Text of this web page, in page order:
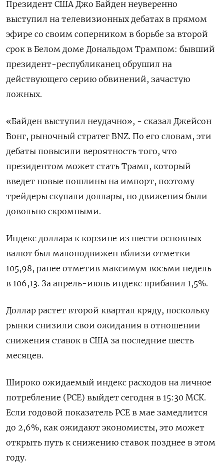
Президент США Джо Байден неуверенно
выступил на телевизионных дебатах в прямом
эфире со своим соперником в борьбе за второй
срок в Белом доме Дональдом Трампом: бывший
президент-республиканец обрушил на
действующего серию обвинений, зачастую
ложных.
«Байден выступил неудачно», - сказал Джейсон
Вонг, рыночный стратег BNZ. По его словам, эти
дебаты повысили вероятность того, что
президентом может стать Трамп, который
введет новые пошлины на импорт, поэтому
трейдеры скупали доллары, но движения были
довольно скромными.
Индекс доллара к корзине из шести основных
валют был малоподвижен вблизи отметки
105,98, ранее отметив максимум восьми недель
в 106,13​. За апрель-июнь индекс прибавил 1,5%.
Доллар растет второй квартал кряду, поскольку
рынки снизили свои ожидания в отношении
снижения ставок в США за последние шесть
месяцев.
Широко ожидаемый индекс расходов на личное
потребление (PCE) выйдет сегодня в 15:30 МСК.
Если годовой показатель PCE в мае замедлится
до 2,6%, как ожидают экономисты, это может
открыть путь к снижению ставок позднее в этом
году.